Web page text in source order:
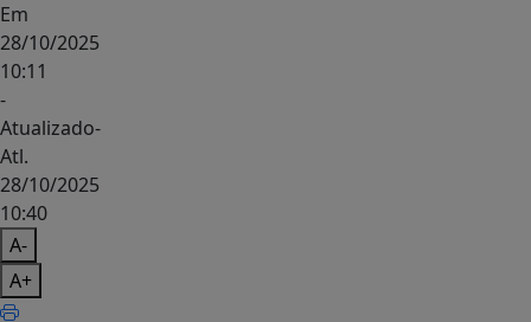
Em
28/10/2025
10:11
-
Atualizado-
Atl.
28/10/2025
10:40
A-
A+